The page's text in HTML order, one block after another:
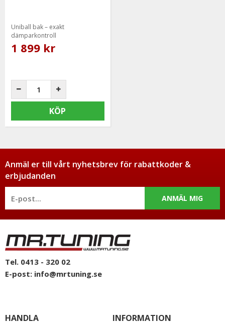
Uniball bak – exakt
dämparkontroll
1 899 kr
KÖP
Anmäl er till vårt nyhetsbrev för rabattkoder &
erbjudanden
ANMÄL MIG
Tel. 0413 - 320 02
E-post: info@mrtuning.se
HANDLA INFORMATION